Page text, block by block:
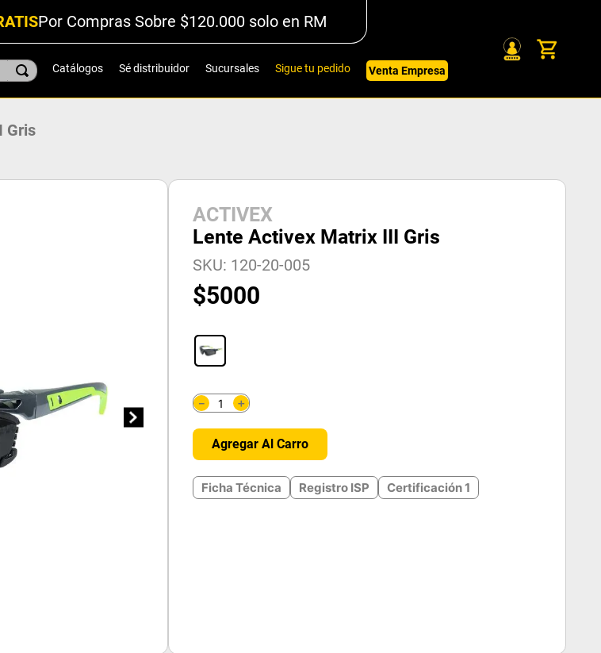
Por Compras Sobre $120.000 solo en RM
Catálogos Sé distribuidor Sucursales Sigue tu pedido Venta Empresa
Gris
ACTIVEX
Lente Activex Matrix III Gris
SKU: 120-20-005
$5000
＋
－
Agregar Al Carro
Ficha Técnica Registro ISP Certificación 1